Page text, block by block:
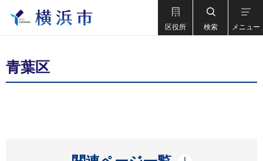
区役所 検索 メニュー
青葉区
開く